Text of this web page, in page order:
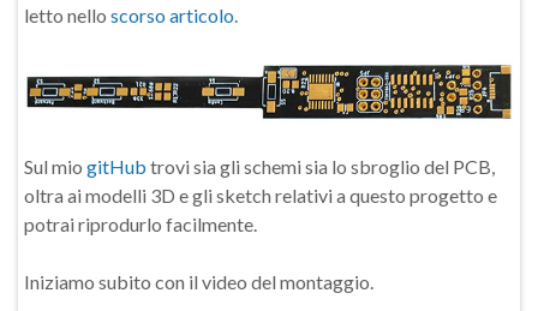
letto nello scorso articolo.
Sul mio gitHub trovi sia gli schemi sia lo sbroglio del PCB,
oltra ai modelli 3D e gli sketch relativi a questo progetto e
potrai riprodurlo facilmente.
Iniziamo subito con il video del montaggio.